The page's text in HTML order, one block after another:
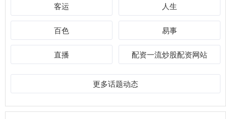
客运 人生
百色 易事
直播 配资一流炒股配资网站
更多话题动态